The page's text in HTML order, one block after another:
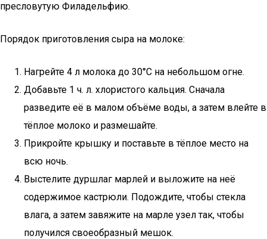
пресловутую Филадельфию.
Порядок приготовления сыра на молоке:
Нагрейте 4 л молока до 30°С на небольшом огне.
Добавьте 1 ч. л. хлористого кальция. Сначала
разведите её в малом объёме воды, а затем влейте в
тёплое молоко и размешайте.
Прикройте крышку и поставьте в тёплое место на
всю ночь.
Выстелите дуршлаг марлей и выложите на неё
содержимое кастрюли. Подождите, чтобы стекла
влага, а затем завяжите на марле узел так, чтобы
получился своеобразный мешок.